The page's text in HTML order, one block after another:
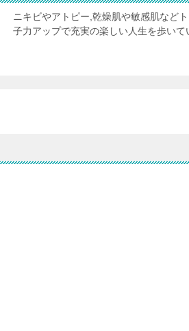
ニキビやアトピー,乾燥肌や敏感肌など
子力アップで充実の楽しい人生を歩いて